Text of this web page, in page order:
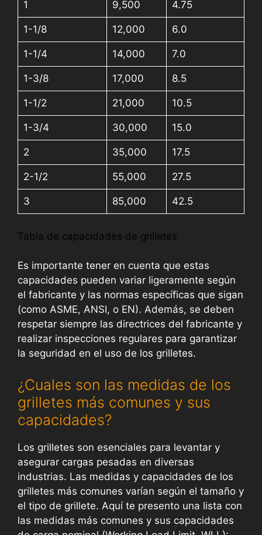
1 9,500 4.75
1-1/8 12,000 6.0
1-1/4 14,000 7.0
1-3/8 17,000 8.5
1-1/2 21,000 10.5
1-3/4 30,000 15.0
2 35,000 17.5
2-1/2 55,000 27.5
3 85,000 42.5
Tabla de capacidades de grilletes
Es importante tener en cuenta que estas
capacidades pueden variar ligeramente según
el fabricante y las normas específicas que sigan
(como ASME, ANSI, o EN). Además, se deben
respetar siempre las directrices del fabricante y
realizar inspecciones regulares para garantizar
la seguridad en el uso de los grilletes.
¿Cuales son las medidas de los
grilletes más comunes y sus
capacidades?
Los grilletes son esenciales para levantar y
asegurar cargas pesadas en diversas
industrias. Las medidas y capacidades de los
grilletes más comunes varían según el tamaño y
el tipo de grillete. Aquí te presento una lista con
las medidas más comunes y sus capacidades